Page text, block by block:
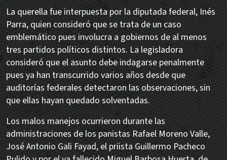
La querella fue interpuesta por la diputada federal, Inés
Parra, quien consideró que se trata de un caso
emblemático pues involucra a gobiernos de al menos
tres partidos políticos distintos. La legisladora
consideró que el asunto debe indagarse penalmente
pues ya han transcurrido varios años desde que
auditorías federales detectaron las observaciones, sin
que ellas hayan quedado solventadas.
Los malos manejos ocurrieron durante las
administraciones de los panistas Rafael Moreno Valle,
José Antonio Gali Fayad, el priista Guillermo Pacheco